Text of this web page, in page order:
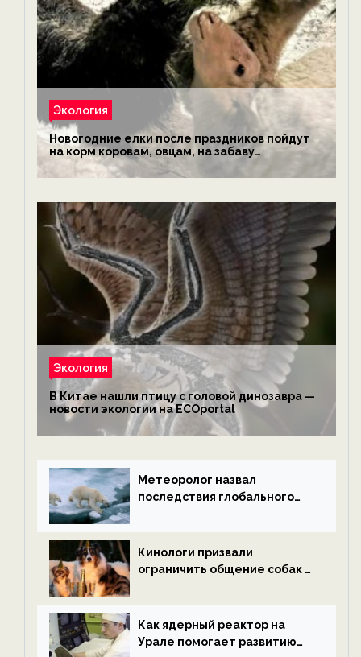
Экология
Новогодние елки после праздников пойдут
на корм коровам, овцам, на забаву
обезьянам, львам и леопардам — новости
экологии на ECOportal
Экология
В Китае нашли птицу с головой динозавра —
новости экологии на ECOportal
Метеоролог назвал
последствия глобального
ECOportal
Кинологи призвали
ограничить общение собак с
ECOportal
Как ядерный реактор на
Урале помогает развитию